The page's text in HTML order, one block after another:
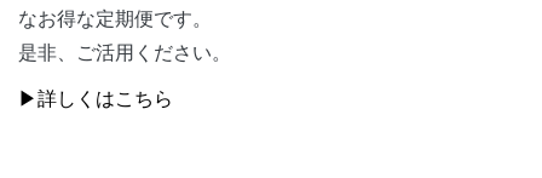
なお得な定期便です。
是非、ご活用ください。
▶詳しくはこちら